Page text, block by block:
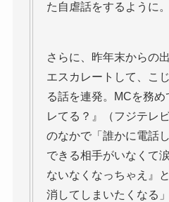
た自虐話をするように。
さらに、昨年末からの
エスカレートして、こ
る話を連発。MCを務
レてる？』（フジテレ
のなかで「誰かに電話
できる相手がいなくて
ないなくなっちゃえ』
消してしまいたくなる